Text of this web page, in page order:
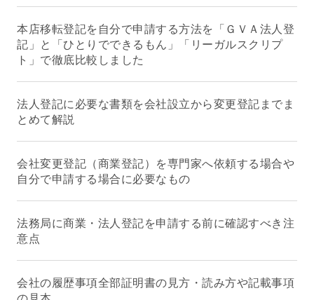
本店移転登記を自分で申請する方法を「ＧＶＡ法人登
記」と「ひとりでできるもん」「リーガルスクリプ
ト」で徹底比較しました
法人登記に必要な書類を会社設立から変更登記までま
とめて解説
会社変更登記（商業登記）を専門家へ依頼する場合や
自分で申請する場合に必要なもの
法務局に商業・法人登記を申請する前に確認すべき注
意点
会社の履歴事項全部証明書の見方・読み方や記載事項